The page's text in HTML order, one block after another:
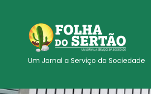
Um Jornal a Serviço da Sociedade